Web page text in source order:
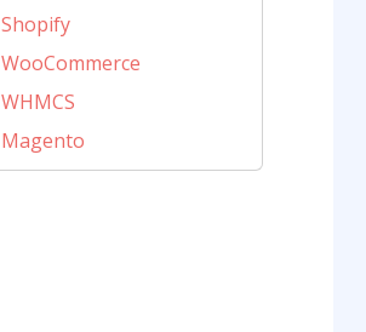
Shopify
WooCommerce
WHMCS
Magento
PrestaShop